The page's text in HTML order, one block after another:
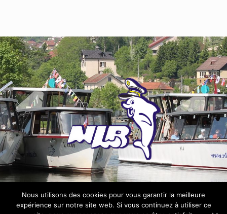
Nous utilisons des cookies pour vous garantir la meilleure
expérience sur notre site web. Si vous continuez à utiliser ce